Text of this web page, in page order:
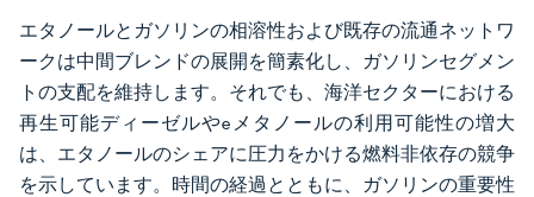
エタノールとガソリンの相溶性および既存の流通ネットワ
ークは中間ブレンドの展開を簡素化し、ガソリンセグメン
トの支配を維持します。それでも、海洋セクターにおける
再生可能ディーゼルやeメタノールの利用可能性の増大
は、エタノールのシェアに圧力をかける燃料非依存の競争
を示しています。時間の経過とともに、ガソリンの重要性